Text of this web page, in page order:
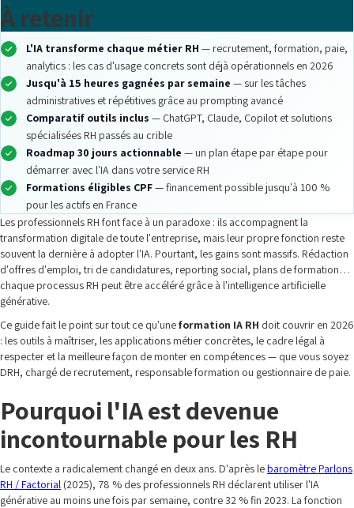
À retenir
L'IA transforme chaque métier RH — recrutement, formation, paie,
analytics : les cas d'usage concrets sont déjà opérationnels en 2026
Jusqu'à 15 heures gagnées par semaine — sur les tâches
administratives et répétitives grâce au prompting avancé
Comparatif outils inclus — ChatGPT, Claude, Copilot et solutions
spécialisées RH passés au crible
Roadmap 30 jours actionnable — un plan étape par étape pour
démarrer avec l'IA dans votre service RH
Formations éligibles CPF— financement possible jusqu'à 100 %
pour les actifs en France
Les professionnels RH font face à un paradoxe : ils accompagnent la
transformation digitale de toute l'entreprise, mais leur propre fonction reste
souvent la dernière à adopter l'IA. Pourtant, les gains sont massifs. Rédaction
d'offres d'emploi, tri de candidatures, reporting social, plans de formation…
chaque processus RH peut être accéléré grâce à l'intelligence artificielle
générative.
Ce guide fait le point sur tout ce qu'uneformation IA RH doit couvrir en 2026
: les outils à maîtriser, les applications métier concrètes, le cadre légal à
respecter et la meilleure façon de monter en compétences — que vous soyez
DRH, chargé de recrutement, responsable formation ou gestionnaire de paie.
Pourquoi l'IA est devenue
incontournable pour les RH
Le contexte a radicalement changé en deux ans. D'après lebaromètre Parlons
RH / Factorial (2025), 78 % des professionnels RH déclarent utiliser l'IA
générative au moins une fois par semaine, contre 32 % fin 2023. La fonction